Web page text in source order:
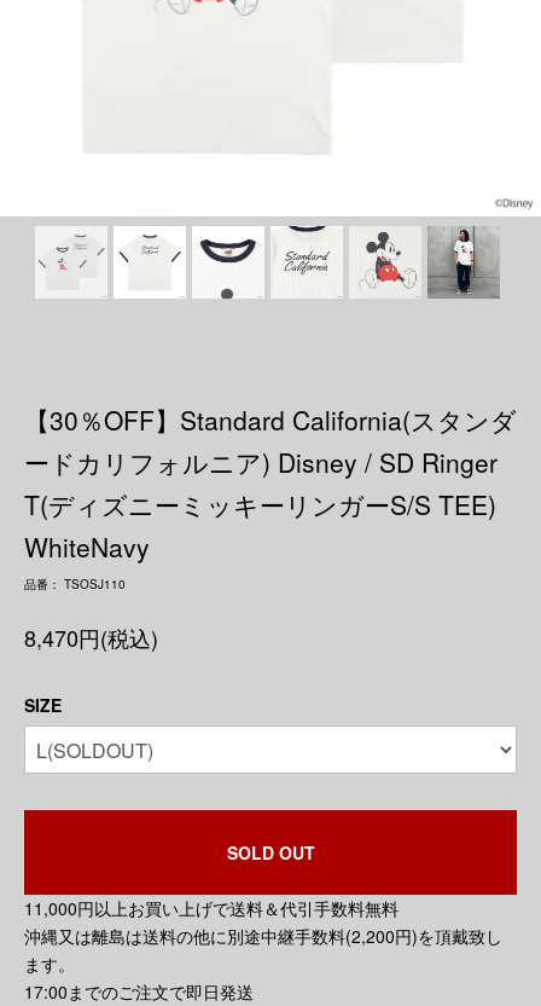
【30％OFF】Standard California(スタンダ
ードカリフォルニア) Disney / SD Ringer
T(ディズニーミッキーリンガーS/S TEE)
WhiteNavy
品番： TSOSJ110
8,470円(税込)
SIZE
SOLD OUT
11,000円以上お買い上げで送料＆代引手数料無料
沖縄又は離島は送料の他に別途中継手数料(2,200円)を頂戴致し
ます。
17:00までのご注文で即日発送